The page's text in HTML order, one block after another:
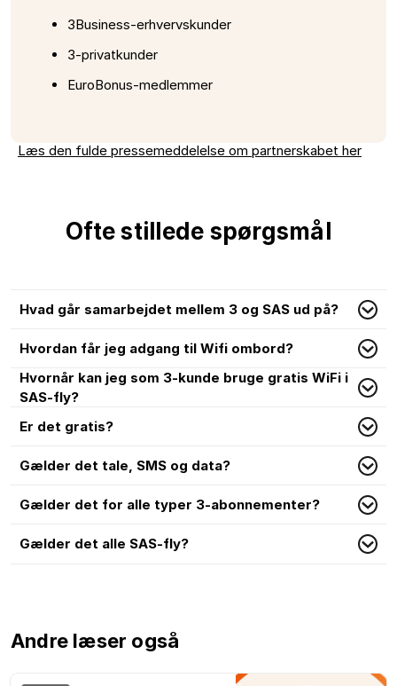
3Business-erhvervskunder
3-privatkunder
EuroBonus-medlemmer
Læs den fulde pressemeddelelse om partnerskabet her
Ofte stillede spørgsmål
Hvad går samarbejdet mellem 3 og SAS ud på?
Hvordan får jeg adgang til Wifi ombord?
Hvornår kan jeg som 3-kunde bruge gratis WiFi i
SAS-fly?
Er det gratis?
Gælder det tale, SMS og data?
Gælder det for alle typer 3-abonnementer?
Gælder det alle SAS-fly?
Andre læser også